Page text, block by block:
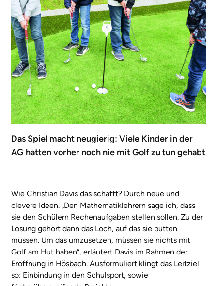
Das Spiel macht neugierig: Viele Kinder in der
AG hatten vorher noch nie mit Golf zu tun gehabt
Wie Christian Davis das schafft? Durch neue und
clevere Ideen. „Den Mathematiklehrern sage ich, dass
sie den Schülern Rechenaufgaben stellen sollen. Zu der
Lösung gehört dann das Loch, auf das sie putten
müssen. Um das umzusetzen, müssen sie nichts mit
Golf am Hut haben“, erläutert Davis im Rahmen der
Eröffnung in Hösbach. Ausformuliert klingt das Leitziel
so: Einbindung in den Schulsport, sowie